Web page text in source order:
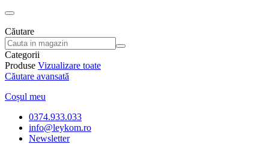
Căutare
Categorii
Produse Vizualizare toate
Căutare avansată
Coșul meu
0374.933.033
info@leykom.ro
Newsletter